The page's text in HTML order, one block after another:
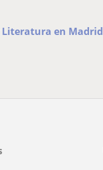
Literatura en Madrid